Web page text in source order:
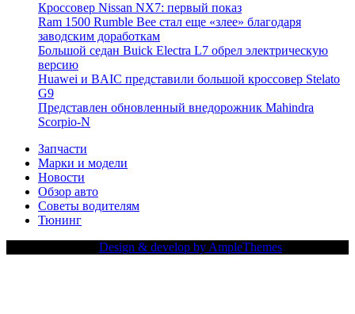
Кроссовер Nissan NX7: первый показ
Ram 1500 Rumble Bee стал еще «злее» благодаря
заводским доработкам
Большой седан Buick Electra L7 обрел электрическую
версию
Huawei и BAIC представили большой кроссовер Stelato
G9
Представлен обновленный внедорожник Mahindra
Scorpio-N
Запчасти
Марки и модели
Новости
Обзор авто
Советы водителям
Тюнинг
Design & develop by AmpleThemes